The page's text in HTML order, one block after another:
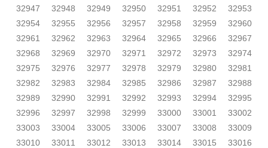
32947
32948 32949 32950 32951 32952
32953
32954
32955 32956 32957 32958 32959
32960
32961
32962 32963 32964 32965 32966
32967
32968
32969 32970 32971 32972 32973
32974
32975
32976 32977 32978 32979 32980
32981
32982
32983 32984 32985 32986 32987
32988
32989
32990 32991 32992 32993 32994
32995
32996
32997 32998 32999 33000 33001
33002
33003
33004 33005 33006 33007 33008
33009
33010
33011 33012 33013 33014 33015
33016